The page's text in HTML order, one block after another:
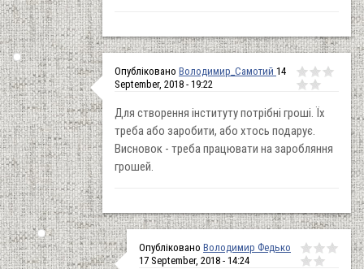
Опубліковано Володимир_Самотий 14
September, 2018 - 19:22
Для створення інституту потрібні гроші. Їх
треба або заробити, або хтось подарує.
Висновок - треба працювати на заробляння
грошей.
Опубліковано Володимир Федько
17 September, 2018 - 14:24